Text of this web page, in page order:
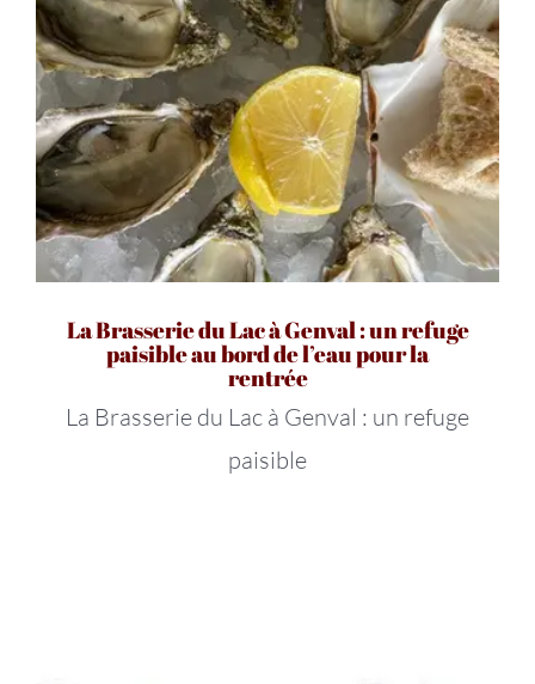
La Brasserie du Lac à Genval : un refuge
paisible au bord de l’eau pour la
rentrée
La Brasserie du Lac à Genval : un refuge
paisible